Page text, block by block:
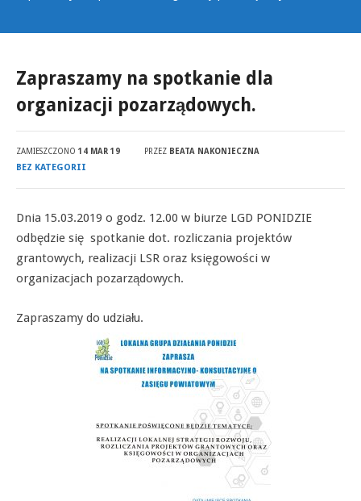
Zapraszamy na spotkanie dla
organizacji pozarządowych.
ZAMIESZCZONO 14 MAR 19 PRZEZ BEATA NAKONIECZNA
BEZ KATEGORII
Dnia 15.03.2019 o godz. 12.00 w biurze LGD PONIDZIE
odbędzie się spotkanie dot. rozliczania projektów
grantowych, realizacji LSR oraz księgowości w
organizacjach pozarządowych.
Zapraszamy do udziału.